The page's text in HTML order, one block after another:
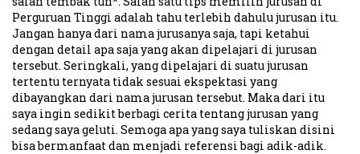
Perguruan Tinggi adalah tahu terlebih dahulu jurusan itu.
Jangan hanya dari nama jurusanya saja, tapi ketahui
dengan detail apa saja yang akan dipelajari di jurusan
tersebut. Seringkali, yang dipelajari di suatu jurusan
tertentu ternyata tidak sesuai ekspektasi yang
dibayangkan dari nama jurusan tersebut. Maka dari itu
saya ingin sedikit berbagi cerita tentang jurusan yang
sedang saya geluti. Semoga apa yang saya tuliskan disini
bisa bermanfaat dan menjadi referensi bagi adik-adik.